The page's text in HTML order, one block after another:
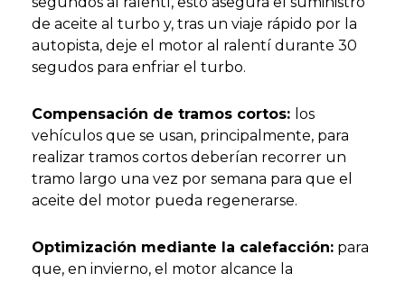
de aceite al turbo y, tras un viaje rápido por la
autopista, deje el motor al ralentí durante 30
segudos para enfriar el turbo.
Compensación de tramos cortos: los
vehículos que se usan, principalmente, para
realizar tramos cortos deberían recorrer un
tramo largo una vez por semana para que el
aceite del motor pueda regenerarse.
Optimización mediante la calefacción: para
que, en invierno, el motor alcance la